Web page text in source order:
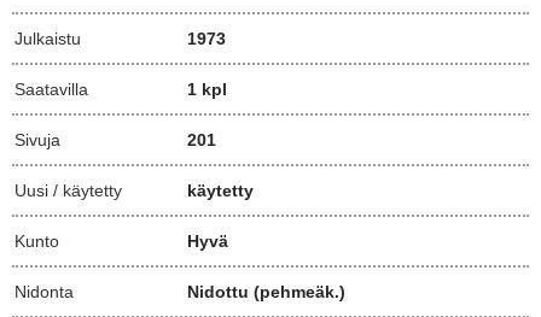
Julkaistu 1973
Saatavilla 1 kpl
Sivuja 201
Uusi / käytetty käytetty
Kunto Hyvä
Nidonta Nidottu (pehmeäk.)